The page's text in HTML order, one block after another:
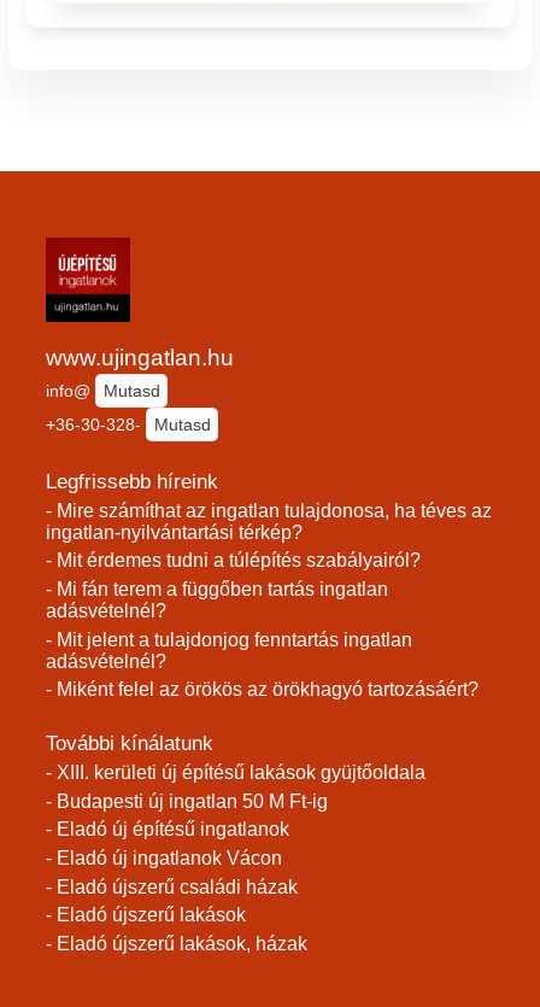
www.ujingatlan.hu
info@
Mutasd
+36-30-328-
Mutasd
Legfrissebb híreink
- Mire számíthat az ingatlan tulajdonosa, ha téves az
ingatlan-nyilvántartási térkép?
- Mit érdemes tudni a túlépítés szabályairól?
- Mi fán terem a függőben tartás ingatlan
adásvételnél?
- Mit jelent a tulajdonjog fenntartás ingatlan
adásvételnél?
- Miként felel az örökös az örökhagyó tartozásáért?
További kínálatunk
- XIII. kerületi új építésű lakások gyüjtőoldala
- Budapesti új ingatlan 50 M Ft-ig
- Eladó új építésű ingatlanok
- Eladó új ingatlanok Vácon
- Eladó újszerű családi házak
- Eladó újszerű lakások
- Eladó újszerű lakások, házak